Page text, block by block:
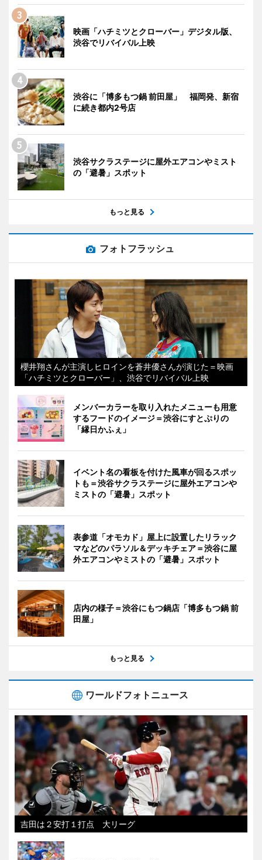
映画「ハチミツとクローバー」デジタル版、
渋谷でリバイバル上映
渋谷に「博多もつ鍋 前田屋」 福岡発、新宿
に続き都内2号店
渋谷サクラステージに屋外エアコンやミスト
の「避暑」スポット
もっと見る
フォトフラッシュ
櫻井翔さんが主演しヒロインを蒼井優さんが演じた＝映画
「ハチミツとクローバー」、渋谷でリバイバル上映
メンバーカラーを取り入れたメニューも用意
するフードのイメージ＝渋谷にすとぷりの
「縁日かふぇ」
イベント名の看板を付けた風車が回るスポッ
トも＝渋谷サクラステージに屋外エアコンや
ミストの「避暑」スポット
表参道「オモカド」屋上に設置したリラック
マなどのパラソル＆デッキチェア＝渋谷に屋
外エアコンやミストの「避暑」スポット
店内の様子＝渋谷にもつ鍋店「博多もつ鍋 前
田屋」
もっと見る
ワールドフォトニュース
吉田は２安打１打点 大リーグ